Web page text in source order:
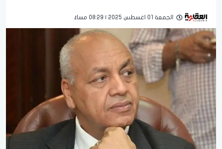
الجمعة 01 اغسطس 2025 | 08:29 مساءً